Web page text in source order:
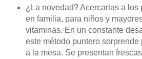
¿La novedad? Acercarlas a los
en familia, para niños y
vitaminas. En un constante
este método puntero
a la mesa. Se presentan